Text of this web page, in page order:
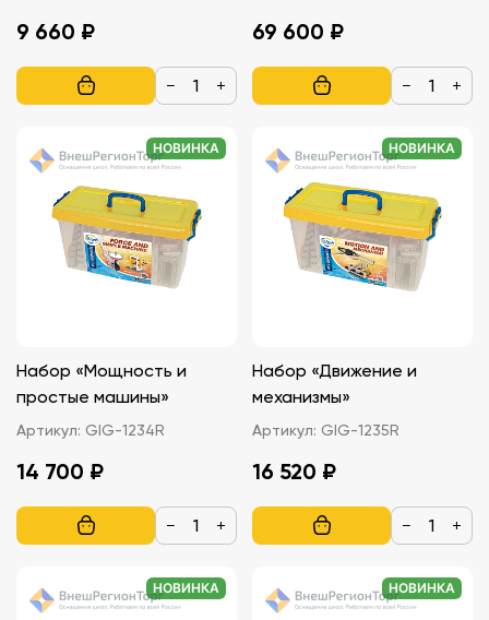
9 660 ₽
− +
69 600 ₽
− +
НОВИНКА
Набор «Мощность и
простые машины»
Артикул: GIG-1234R
14 700 ₽
− +
НОВИНКА
Набор «Движение и
механизмы»
Артикул: GIG-1235R
16 520 ₽
− +
НОВИНКА НОВИНКА